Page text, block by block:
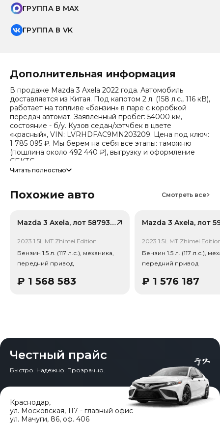
ГРУППА В MAX
ГРУППА В VK
Дополнительная информация
В продаже Mazda 3 Axela 2022 года. Автомобиль
доставляется из Китая. Под капотом 2 л. (158 л.с., 116 кВ),
работает на топливе «бензин» в паре с коробкой
передач автомат. Заявленный пробег: 54000 км,
состояние - б/у. Кузов седан/хэтчбек в цвете
«красный», VIN: LVRHDFAC9MN203209. Цена под ключ:
1 785 095 ₽. Мы берем на себя все этапы: таможню
(пошлина около 492 440 ₽), выгрузку и оформление
СБКТС.
отчет об авто и смету доставки. Мы на связи 24/7.
снижение 17.4%). Важно: расчет без учета пошлин и
Читать полностью
Похожие авто Смотреть все
Mazda 3 Axela, лот 58793196
2023 1.5L MT Zhimei Edition
Бензин 1.5 л. (117 л.с.), механика,
передний привод
₽ 1 568 583
2023 1.5L MT Zhimei
Бензин 1.5 л. (117 л.с.),
передний привод
₽ 1 576 187
Честный прайс
Быстро. Надежно. Прозрачно.
Краснодар,
ул. Московская, 117 - главный офис
ул. Мачуги, 86, оф. 406